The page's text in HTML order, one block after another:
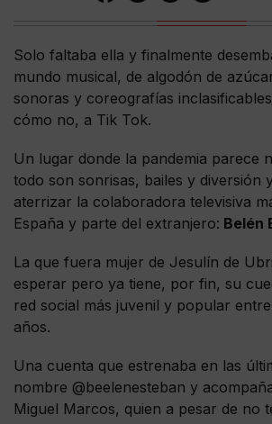
Solo faltaba ella y finalmente
mundo musical, de algodón de
sonoras y coreografías
cómo no, a Tik Tok.
Un lugar donde la pandemia parece
todo son sonrisas, bailes y diversión
aterrizar la colaboradora televisiva
España y parte del extranjero: Belén
La que fuera mujer de Jesulín de
esperar pero ya tiene, por fin, su
red social más juvenil y popular
años.
Una cuenta que estrenaba en las
nombre @beelenesteban y
Miguel Marcos, quien a pesar de no